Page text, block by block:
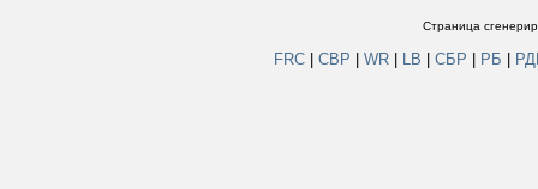
Страница
FRC СВР WR LB СБР РБ